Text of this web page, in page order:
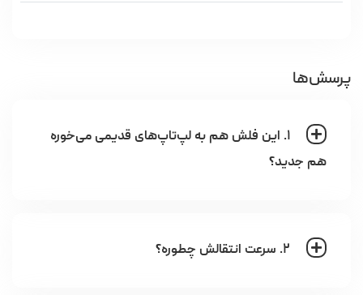
پرسش‌ها
۱. این فلش هم به لپ‌تاپ‌های قدیمی می‌خوره
هم جدید؟
۲. سرعت انتقالش چطوره؟